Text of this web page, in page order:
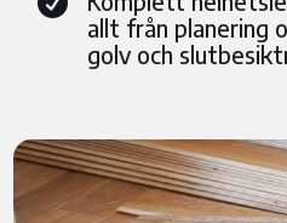
allt från planering
golv och